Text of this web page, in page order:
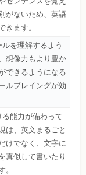
がないため、英語
きます。
を理解するよう
想像力もより豊か
できるようになる
ルプレイングが効
能力が備わって
は、英文まるごと
けでなく、文字に
真似して書いたり
。